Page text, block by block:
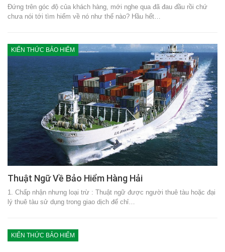
Đứng trên góc độ của khách hàng, mới nghe qua đã đau đầu rồi chứ
chưa nói tới tìm hiểm về nó như thế nào? Hầu hết…
KIẾN THỨC BẢO HIỂM
Thuật Ngữ Về Bảo Hiểm Hàng Hải
1. Chấp nhận nhưng loại trừ : Thuật ngữ được người thuê tàu hoặc đại
lý thuê tàu sử dụng trong giao dịch để chỉ…
KIẾN THỨC BẢO HIỂM